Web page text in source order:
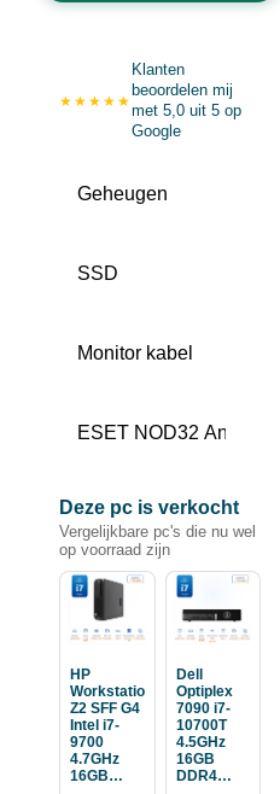
★★★★★
Klanten
beoordelen mij
met 5,0 uit 5 op
Google
Deze pc is verkocht
Vergelijkbare pc's die nu wel
op voorraad zijn
HP
Workstation
Z2 SFF G4
Intel i7-
9700
4.7GHz
16GB
Dell
Optiplex
7090 i7-
10700T
4.5GHz
16GB
DDR4